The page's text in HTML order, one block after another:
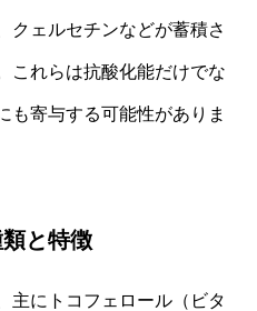
クェルセチンなどが蓄積さ
これらは抗酸化能だけでな
も寄与する可能性がありま
と特徴
主にトコフェロール（ビタ